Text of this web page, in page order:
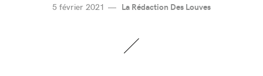
5 février 2021 La Rédaction Des Louves